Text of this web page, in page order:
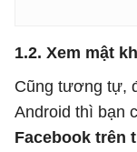
1.2. Xem mật
Cũng tương tự,
Android thì bạn
Facebook trên